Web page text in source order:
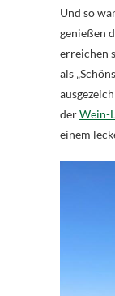
Und so
genießen
erreichen
als
derWein-
einem